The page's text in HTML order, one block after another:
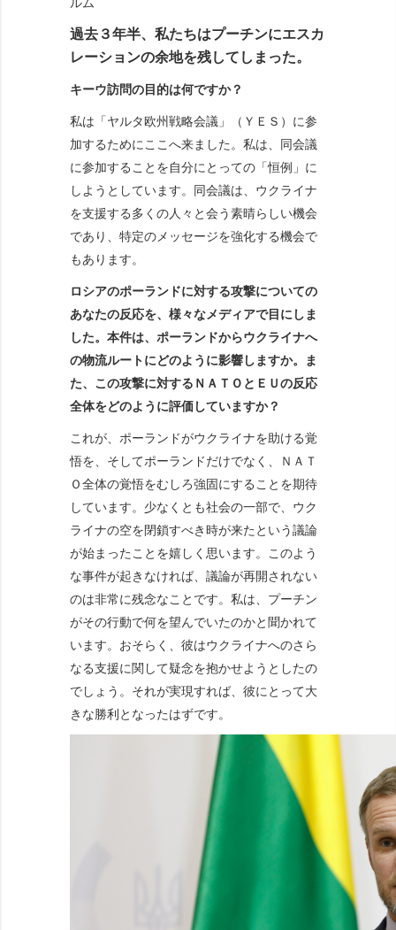
過去３年半、私たちはプーチンにエスカ
レーションの余地を残してしまった。
キーウ訪問の目的は何ですか？
私は「ヤルタ欧州戦略会議」（ＹＥＳ）に参
加するためにここへ来ました。私は、同会議
に参加することを自分にとっての「恒例」に
しようとしています。同会議は、ウクライナ
を支援する多くの人々と会う素晴らしい機会
であり、特定のメッセージを強化する機会で
もあります。
ロシアのポーランドに対する攻撃についての
あなたの反応を、様々なメディアで目にしま
した。本件は、ポーランドからウクライナへ
の物流ルートにどのように影響しますか。ま
た、この攻撃に対するＮＡＴＯとＥＵの反応
全体をどのように評価していますか？
これが、ポーランドがウクライナを助ける覚
悟を、そしてポーランドだけでなく、ＮＡＴ
Ｏ全体の覚悟をむしろ強固にすることを期待
しています。少なくとも社会の一部で、ウク
ライナの空を閉鎖すべき時が来たという議論
が始まったことを嬉しく思います。このよう
な事件が起きなければ、議論が再開されない
のは非常に残念なことです。私は、プーチン
がその行動で何を望んでいたのかと聞かれて
います。おそらく、彼はウクライナへのさら
なる支援に関して疑念を抱かせようとしたの
でしょう。それが実現すれば、彼にとって大
きな勝利となったはずです。